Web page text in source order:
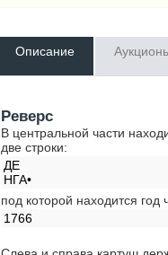
Описание
Реверс
В центральной части
две строки:
ДЕ
НГА•
под которой находится год
1766